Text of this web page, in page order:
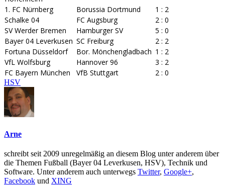
1. FC Nürnberg
Borussia Dortmund
1 : 2
Schalke 04
FC Augsburg
2 : 0
SV Werder Bremen
Hamburger SV
5 : 0
Bayer 04 Leverkusen SC Freiburg
2 : 2
Fortuna Düsseldorf
Bor. Mönchengladbach 1 : 2
VfL Wolfsburg
Hannover 96
3 : 2
FC Bayern München
VfB Stuttgart 2 : 0
HSV
Arne
schreibt seit 2009 unregelmäßig an diesem Blog unter anderem über
die Themen Fußball (Bayer 04 Leverkusen, HSV), Technik und
Software. Unter anderem auch unterwegs Twitter, Google+,
Facebook und XING